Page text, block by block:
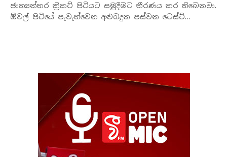
ජාත්‍යන්තර ක්‍රිකට් පිටියට සමුදීමට තීරණය කර තිබෙනවා.
ඕවල් පිටියේ පැවැත්වෙන අළුබදුන පස්වන ටෙස්ට්…